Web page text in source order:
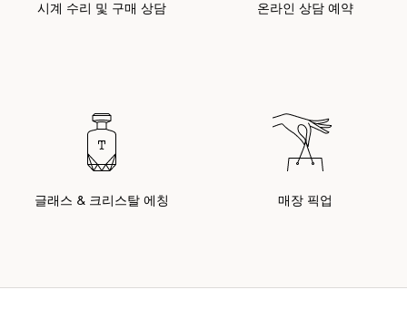
시계 수리 및 구매 상담 온라인 상담 예약
글래스 & 크리스탈 에칭 매장 픽업